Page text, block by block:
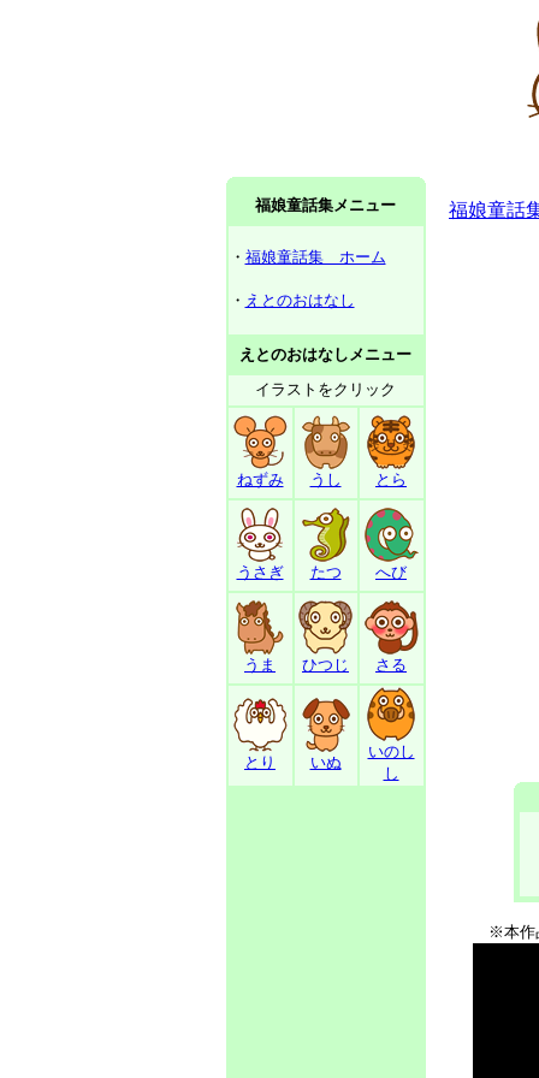
福娘童話集メニュー
・ 福娘童話集 ホーム
・ えとのおはなし
えとのおはなしメニュー
イラストをクリック
ねずみ うし とら
うさぎ たつ へび
うま ひつじ さる
とり いぬ
いのし
し
福娘童話
※本作